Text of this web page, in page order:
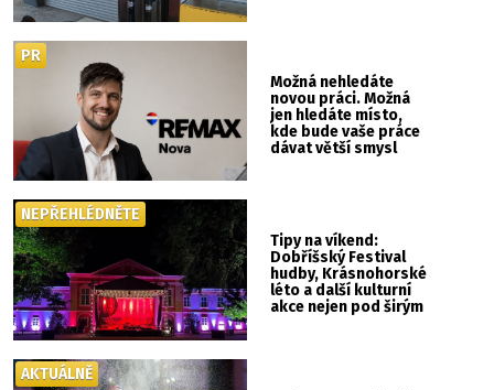
Možná nehledáte
novou práci. Možná
jen hledáte místo,
kde bude vaše práce
dávat větší smysl
PR
Tipy na víkend:
Dobříšský Festival
hudby, Krásnohorské
léto a další kulturní
akce nejen pod širým
NEPŘEHLÉDNĚTE
AKTUÁLNĚ